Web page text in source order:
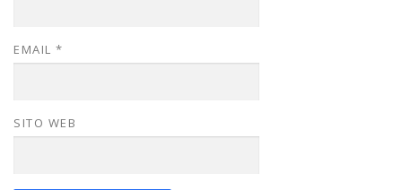
EMAIL *
SITO WEB